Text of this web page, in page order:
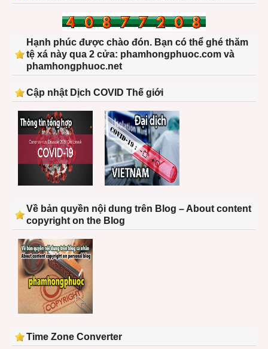
Hạnh phúc được chào đón. Bạn có thể ghé thăm
tệ xá này qua 2 cửa: phamhongphuoc.com và
phamhongphuoc.net
Cập nhật Dịch COVID Thế giới
Về bản quyền nội dung trên Blog – About content
copyright on the Blog
Time Zone Converter